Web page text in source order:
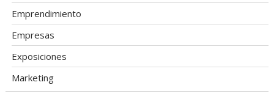
Emprendimiento
Empresas
Exposiciones
Marketing